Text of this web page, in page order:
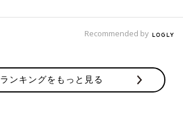
Recommended by
ランキングをもっと見る